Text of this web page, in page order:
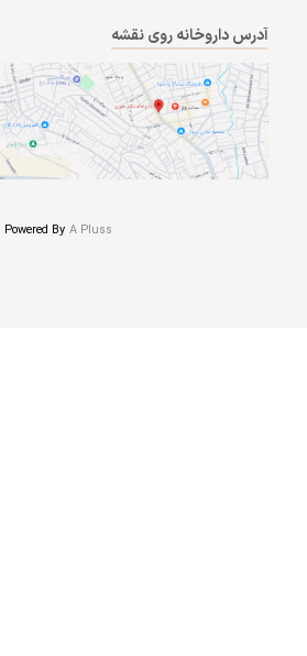
آدرس داروخانه روی نقشه
A Pluss
Powered By